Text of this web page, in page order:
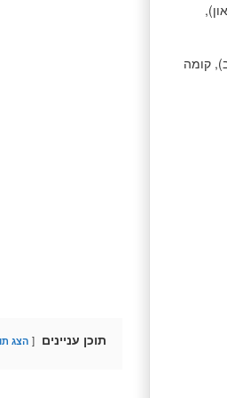
שילב), קומה
תוכן עניינים הצג